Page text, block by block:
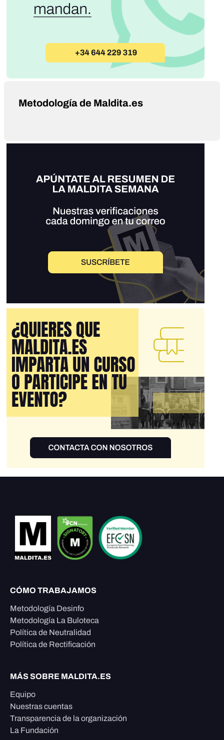
Metodología de Maldita.es
CÓMO TRABAJAMOS
Metodología Desinfo
Metodología La Buloteca
Política de Neutralidad
Política de Rectificación
MÁS SOBRE MALDITA.ES
Equipo
Nuestras cuentas
Transparencia de la organización
La Fundación